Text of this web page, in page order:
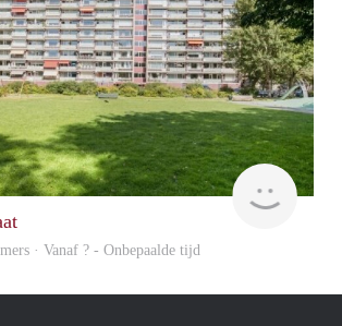
finder
· Vanaf ? - Onbepaalde tijd